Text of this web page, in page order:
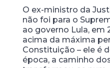
O ex-ministro da
não foi para o
ao governo Lula, em
acima da máxima
Constituição – ele é
época, a caminho